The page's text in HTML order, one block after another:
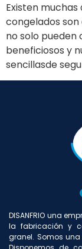
Existen
congelados
no solo pueden
beneficiosos y
sencillasde
DISANFRIO una
la fabricación y
granel. Somos